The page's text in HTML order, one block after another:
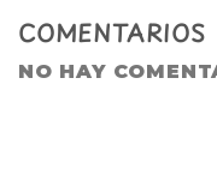
COMENTARIOS
NO HAY